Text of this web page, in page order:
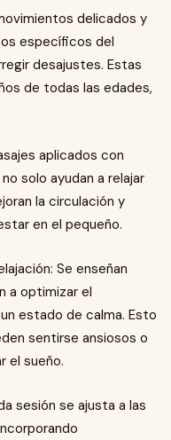
delicados y
específicos del
desajustes. Estas
de todas las edades,
aplicados con
solo ayudan a relajar
la circulación y
en el pequeño.
Se enseñan
a optimizar el
estado de calma. Esto
sentirse ansiosos o
el sueño.
sesión se ajusta a las